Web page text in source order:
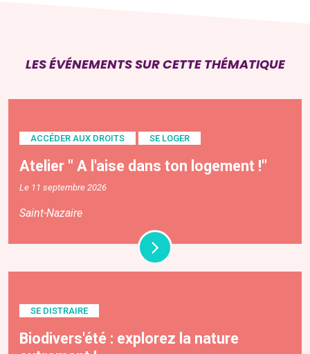
LES ÉVÉNEMENTS SUR CETTE THÉMATIQUE
ACCÉDER AUX DROITS SE LOGER
Atelier " A l'aise dans ton logement !"
Le 11 septembre 2026
Saint-Nazaire
SE DISTRAIRE
Biodivers'été : explorez la nature